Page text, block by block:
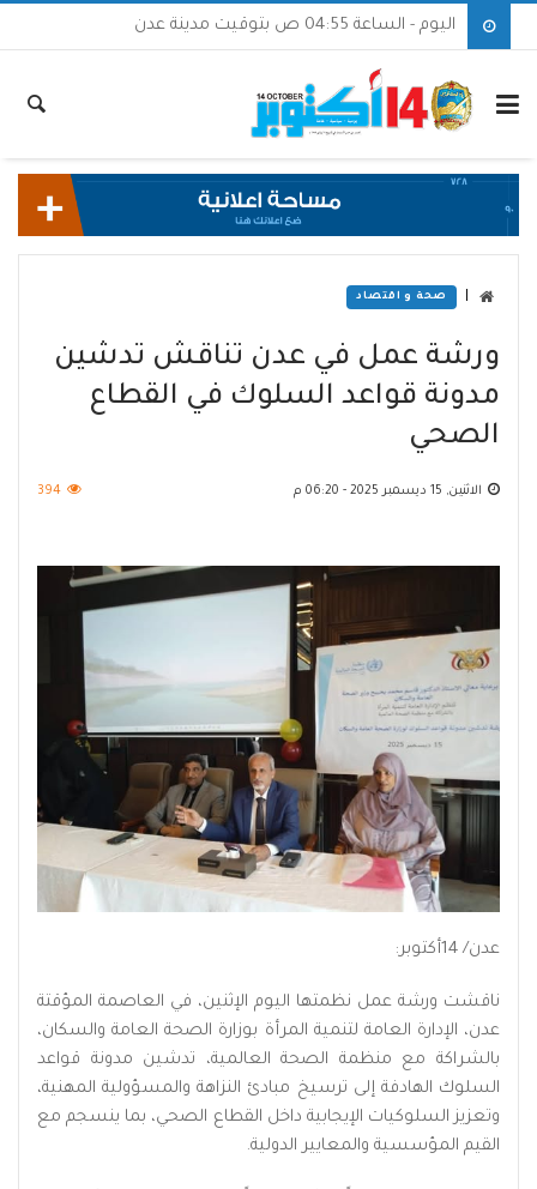
اليوم - الساعة 04:55 ص بتوقيت مدينة عدن
صحة و اقتصاد
ورشة عمل في عدن تناقش تدشين
مدونة قواعد السلوك في القطاع
الصحي
الاثنين, 15 ديسمبر 2025 - 06:20 م 394
عدن/ 14أكتوبر:
ناقشت ورشة عمل نظمتها اليوم الإثنين، في العاصمة المؤقتة
عدن، الإدارة العامة لتنمية المرأة بوزارة الصحة العامة والسكان،
بالشراكة مع منظمة الصحة العالمية، تدشين مدونة قواعد
السلوك الهادفة إلى ترسيخ مبادئ النزاهة والمسؤولية المهنية،
وتعزيز السلوكيات الإيجابية داخل القطاع الصحي، بما ينسجم مع
القيم المؤسسية والمعايير الدولية.